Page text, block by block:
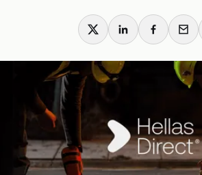
X LinkedInFacebook
Email